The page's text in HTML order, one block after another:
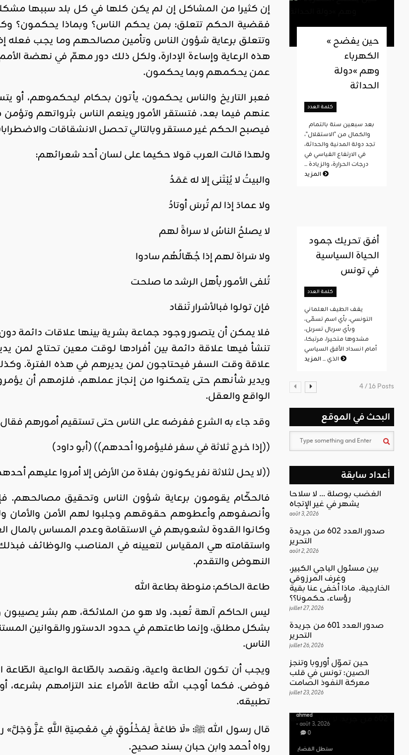
إن كثيرا من المشاكل إن لم يكن كلها في كل بلد سببها
فقضية الحكم تتعلق: بمن يحكم الناس؟ وبماذا
وتتعلق برعاية شؤون الناس وتأمين مصالحهم وما يجب فعله
هذه الرعاية وإساءة الإدارة، ولكل ذلك دور مهمّ في نهضة
عمن يحكمهم وبما يحكمون.
فعبر التاريخ والناس يحكمون، يأتون بحكام ليحكموهم،
عنهم فيما بعد، فتستقر الأمور وينعم الناس بثرواتهم
فيصبح الحكم غير مستقر وبالتالي تحصل الانشقاقات
ولهذا قالت العرب قولا حكيما على لسان أحد شعرائهم:
والبيتُ لا يُبْتَنى إلا له عَمَدُ
ولا عمادَ إذا لم تُرسَ أوتادُ
لا يصلحُ الناسُ لا سراةَ لهم
ولا سَراة لهم إذا جُهّالُهُم سادوا
تُلفى الأمور بأهل الرشد ما صلحت
فإن تولوا فبالأشرار تَنقاد
فلا يمكن أن يتصور وجود جماعة بشرية بينها علاقات دائمة
تنشأ فيها علاقة دائمة بين أفرادها لوقت معين تحتاج لمن
علاقة وقت السفر فيحتاجون لمن يديرهم في هذه الفترة.
ويدير شأنهم حتى يتمكنوا من إنجاز عملهم، فلزمهم أن
الواقع والعقل.
وقد جاء به الشرع ففرضه على الناس حتى تستقيم أمورهم
((إذا خرج ثلاثة في سفر فليؤمروا أحدهم)) (أبو داود)
((لا يحل لثلاثة نفر يكونون بفلاة من الأرض إلا أمروا عليهم
فالحكّام يقومون برعاية شؤون الناس وتحقيق مصالحهم.
وأنصفوهم وأعطوهم حقوقهم وجلبوا لهم الأمن والأمان
وكانوا القدوة لشعوبهم في الاستقامة وعدم المساس بالمال
واستقامته هي المقياس لتعيينه في المناصب والوظائف
النهوض والتقدم.
طاعة الحاكم: منوطة بطاعة الله
ليس الحاكم آلهة تُعبد، ولا هو من الملائكة، هم بشر
بشكل مطلق، وإنما طاعتهم في حدود الدستور والقوانين
الناس.
ويجب أن تكون الطاعة واعية، ونقصد بالطّاعة الواعية الطّاعة
فوضى. فكما أوجب الله طاعة الأمراء عند التزامهم
تطبيقه.
قال رسول الله ﷺ: «لَا طَاعَةَ لِمَخْلُوقٍ فِي مَعْصِيَةِ اللَّهِ عَزَّ وَجَلَّ»
رواه أحمد وابن حبان بسند صحيح.
« حين يفضح
الكهرباء
وهم »دولة
الحداثة
كلمة العدد
والكمال من "الاستقلال"،
تجد دولة المدنية والحداثة،
في الارتفاع القياسي في
درجات الحرارة، والزيادة ...
المزيد
أفق تحريك جمود
الحياة السياسية
في تونس
كلمة العدد
يقف الطيف العلماني
التونسي، بأي اسم تسمّى،
وبأي سربال تسربل،
مشدوها متحيرا، مرتبكا،
أمام انسداد الأفق السياسي
الذي ...المزيد
4 / 16 Posts
البحث في الموقع
أعداد سابقة
الغضب بوصلة … لا سلاحا
يشهر في غير الإتجاه
août 3, 2026
صدور العدد 602 من جريدة
التحرير
août 2, 2026
بين مسئول الباجي الكبير،
وغرف المرزوقي
الخارجية، ماذا أخفى عنا بقية
رؤساء، حكمونا؟؟
juillet 27, 2026
صدور العدد 601 من جريدة
التحرير
juillet 26, 2026
حين تموّل أوروبا وتنجز
الصين: تونس في قلب
معركة النفوذ الصامت
juillet 23, 2026
اقليمي ودولي
حين تموّل
أوروبا
وتنجز
قلب
معركة
ahmed
- juillet 23,
2026
0
اقليمي ودولي
الغضب
لا سلاحا
يشهر في
غير الإتجاه
- août 3, 2026
0
ستطل القضاي
بين
الباجي
المرزوقي
الخارجية،
ماذا أخفى
رؤساء،